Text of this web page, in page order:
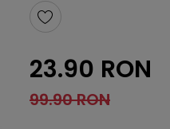
23.90 RON
99.90 RON